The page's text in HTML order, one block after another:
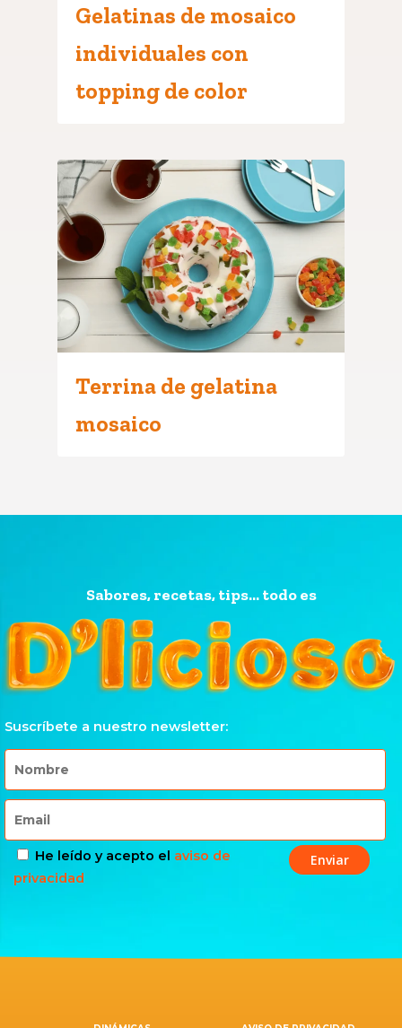
Gelatinas de mosaico
individuales con
topping de color
Terrina de gelatina
mosaico
Sabores, recetas, tips... todo es
Suscríbete a nuestro newsletter:
He leído y acepto el aviso de
privacidad